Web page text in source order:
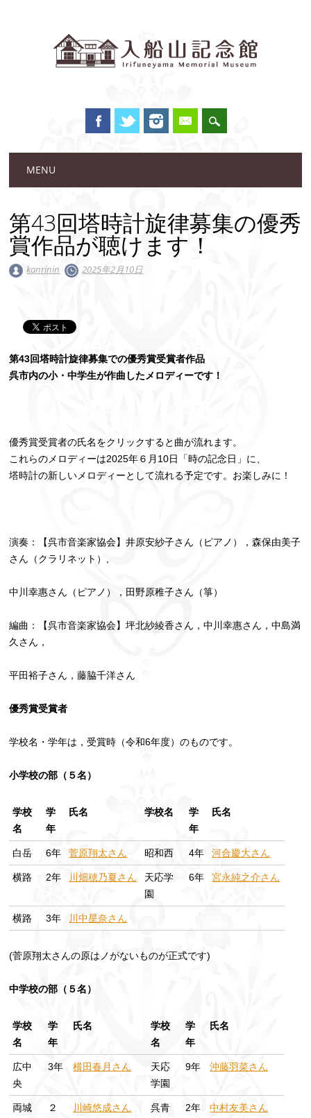
Main menu
MENU
第43回塔時計旋律募集の優秀
賞作品が聴けます！
kanrinin 2025年2月10日
第43回塔時計旋律募集での優秀賞受賞者作品
呉市内の小・中学生が作曲したメロディーです！
優秀賞受賞者の氏名をクリックすると曲が流れます。
これらのメロディーは2025年６月10日「時の記念日」に、
塔時計の新しいメロディーとして流れる予定です。お楽しみに！
演奏：【呉市音楽家協会】井原安紗子さん（ピアノ），森保由美子
さん（クラリネット）,
中川幸惠さん（ピアノ），田野原稚子さん（箏）
編曲：【呉市音楽家協会】坪北紗綾香さん，中川幸惠さん，中島満
久さん，
平田裕子さん，藤脇千洋さん
優秀賞受賞者
学校名・学年は，受賞時（令和6年度）のものです。
小学校の部（５名）
学校
名
学
年
氏名 学校名
学
年
氏名
白岳 6年 菅原翔太さん 昭和西 4年 河合慶大さん
横路 2年 川畑穂乃夏さん
天応学
園
6年 宮永純之介さん
横路 3年 川中星奈さん
(菅原翔太さんの原はノがないものが正式です)
中学校の部（５名）
学校
名
学
年
氏名
学校
名
学
年
氏名
広中
央
3年 横田春月さん
天応
学園
9年 沖藤羽菜さん
両城
２
川崎悠成さん
呉青
2年 中村友美さん